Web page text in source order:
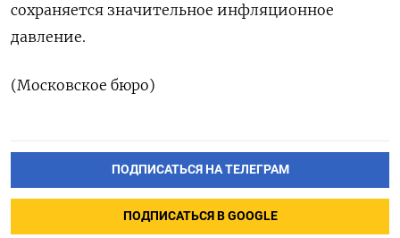
сохраняется значительное инфляционное
давление.
(Московское бюро)
ПОДПИСАТЬСЯ НА ТЕЛЕГРАМ
ПОДПИСАТЬСЯ В GOOGLE